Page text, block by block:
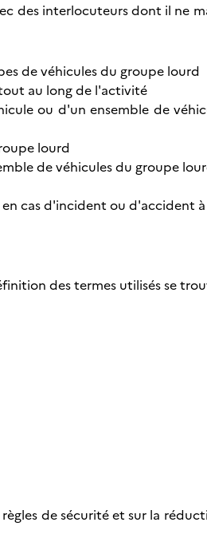
des interlocuteurs dont il ne
de véhicules du groupe lourd
au long de l'activité
ou d'un ensemble de
lourd
de véhicules du groupe
cas d'incident ou d'accident
des termes utilisés se
de sécurité et sur la